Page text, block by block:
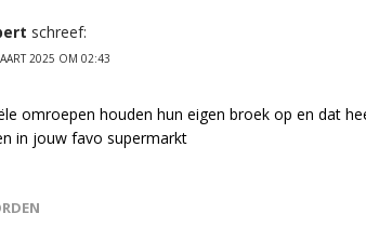
schreef:
2025 OM 02:43
omroepen houden hun eigen broek op en dat
in jouw favo supermarkt